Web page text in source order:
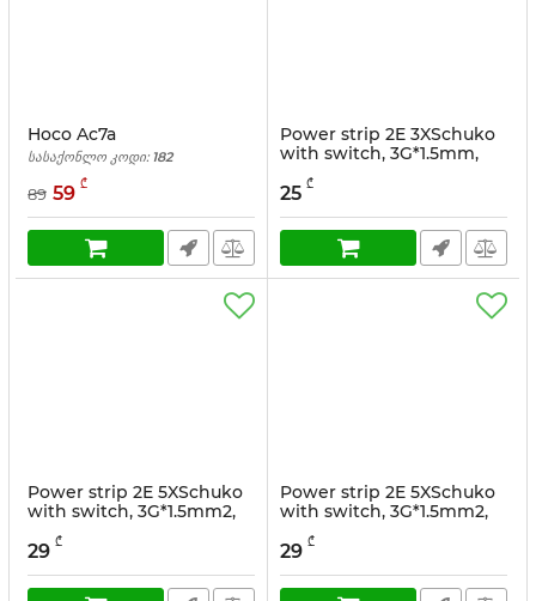
Hoco Ac7a
სასაქონლო კოდი: 182
89 59 ₾
Power strip 2E 3XSchuko
with switch, 3G*1.5mm,
1.5m, white
სასაქონლო კოდი:
25 ₾
Power strip 2E 5XSchuko
with switch, 3G*1.5mm2,
3m, black
სასაქონლო კოდი:
29 ₾
Power strip 2E 5XSchuko
with switch, 3G*1.5mm2,
3m, white
სასაქონლო კოდი:
29 ₾